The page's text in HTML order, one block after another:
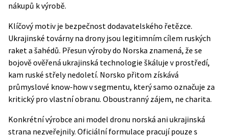
nákupů k výrobě.
Klíčový motiv je bezpečnost dodavatelského řetězce.
Ukrajinské továrny na drony jsou legitimním cílem ruských
raket a šahédů. Přesun výroby do Norska znamená, že se
bojově ověřená ukrajinská technologie škáluje v prostředí,
kam ruské střely nedoletí. Norsko přitom získává
průmyslové know-how v segmentu, který samo označuje za
kritický pro vlastní obranu. Oboustranný zájem, ne charita.
Konkrétní výrobce ani model dronu norská ani ukrajinská
strana nezveřejnily. Oficiální formulace pracují pouze s